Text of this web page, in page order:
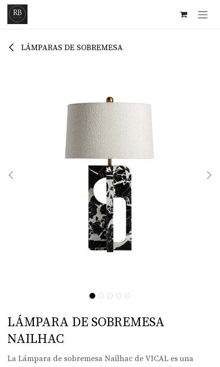
Ir al contenido
LÁMPARAS DE SOBREMESA
LÁMPARA DE SOBREMESA
NAILHAC
La Lámpara de sobremesa Nailhac de VICAL es una